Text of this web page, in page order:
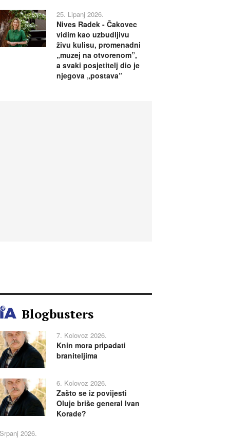
25. Lipanj 2026.
Nives Radek - Čakovec
vidim kao uzbudljivu
živu kulisu, promenadni
„muzej na otvorenom”,
a svaki posjetitelj dio je
njegova „postava”
Blogbusters
7. Kolovoz 2026.
Knin mora pripadati
braniteljima
6. Kolovoz 2026.
Zašto se iz povijesti
Oluje briše general Ivan
Korade?
2026.